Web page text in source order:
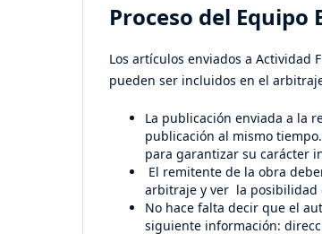
Proceso del Equipo
Los artículos enviados a Actividad
pueden ser incluidos en el
La publicación enviada a la
publicación al mismo
para garantizar su carácter
El remitente de la obra
arbitraje y ver la posibilidad
No hace falta decir que el
siguiente información: